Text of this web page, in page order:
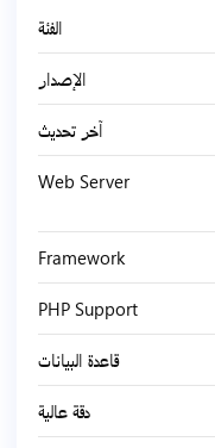
الفئة
الإصدار
آخر تحديث
Web Server
Framework
PHP Support
قاعدة البيانات
دقة عالية